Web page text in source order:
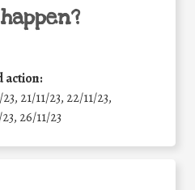
action:
21/11/23, 22/11/23,
26/11/23